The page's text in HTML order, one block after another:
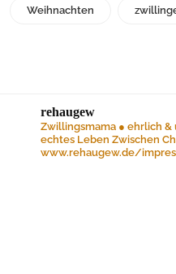
Weihnachten
rehaugew
Zwillingsmama ● ehrlich
echtes Leben Zwischen
www.rehaugew.de/